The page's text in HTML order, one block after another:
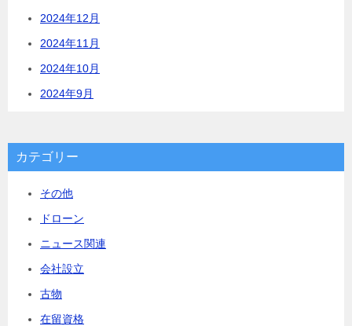
2024年12月
2024年11月
2024年10月
2024年9月
カテゴリー
その他
ドローン
ニュース関連
会社設立
古物
在留資格